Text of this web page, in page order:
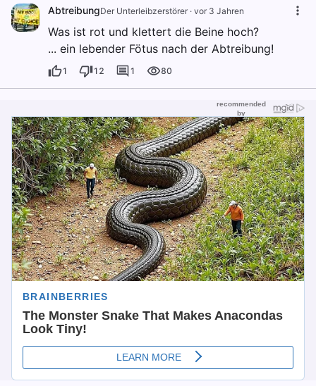
AbtreibungDer Unterleibzerstörer · vor 3 Jahren
Was ist rot und klettert die Beine hoch?
... ein lebender Fötus nach der Abtreibung!
1 12 1 80